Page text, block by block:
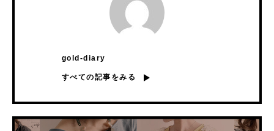
gold-diary
すべての記事をみる